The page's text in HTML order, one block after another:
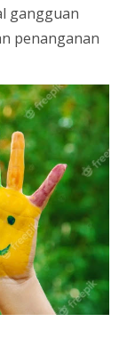
gangguan
penanganan